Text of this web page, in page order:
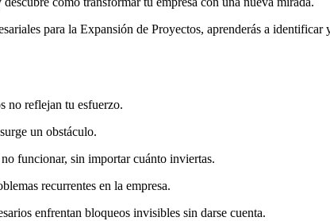
para la Expansión de Proyectos, aprenderás a
no reflejan tu esfuerzo.
un obstáculo.
funcionar, sin importar cuánto inviertas.
recurrentes en la empresa.
enfrentan bloqueos invisibles sin darse cuenta.